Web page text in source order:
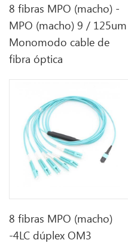
8 fibras MPO (macho) -
MPO (macho) 9 / 125um
Monomodo cable de
fibra óptica
8 fibras MPO (macho)
-4LC dúplex OM3